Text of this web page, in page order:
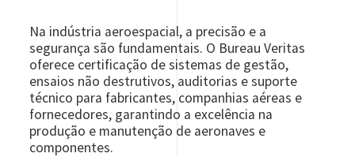
Na indústria aeroespacial, a precisão e a
segurança são fundamentais. O Bureau Veritas
oferece certificação de sistemas de gestão,
ensaios não destrutivos, auditorias e suporte
técnico para fabricantes, companhias aéreas e
fornecedores, garantindo a excelência na
produção e manutenção de aeronaves e
componentes.